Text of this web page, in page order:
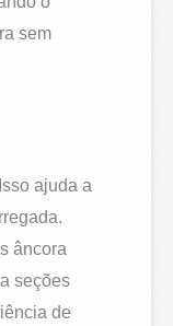
sem
Isso ajuda a
âncora
seções
de